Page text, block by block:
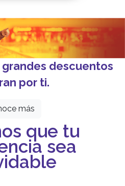
descuentos
por ti.
más
que tu
sea